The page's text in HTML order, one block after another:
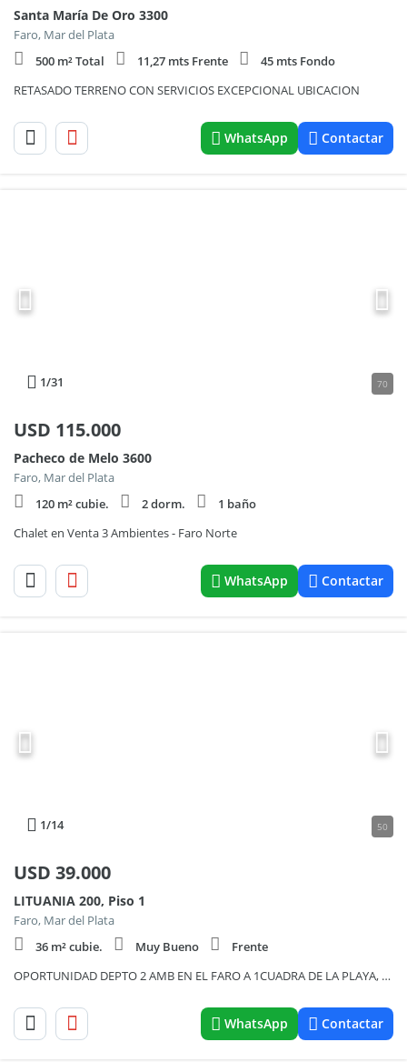
Santa María De Oro 3300
Faro, Mar del Plata
500 m² Total
11,27 mts Frente
45 mts Fondo
RETASADO TERRENO CON SERVICIOS EXCEPCIONAL UBICACION
WhatsApp Contactar
1/31 70
USD 115.000
Pacheco de Melo 3600
Faro, Mar del Plata
120 m² cubie.
2 dorm.
1 baño
Chalet en Venta 3 Ambientes - Faro Norte
WhatsApp Contactar
1/14 50
USD 39.000
LITUANIA 200, Piso 1
Faro, Mar del Plata
36 m² cubie.
Muy Bueno
Frente
OPORTUNIDAD DEPTO 2 AMB EN EL FARO A 1CUADRA DE LA PLAYA, 2 AMB + ENTREPISO+BALCON "SIN EXPENSAS"
WhatsApp Contactar